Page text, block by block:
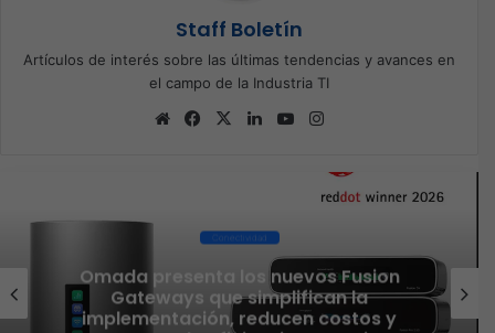
Staff Boletín
Artículos de interés sobre las últimas tendencias y avances en
el campo de la Industria TI
Sitio
Facebook
X LinkedInYouTube
El nuevo Wi-Fi ahora piensa, la IA
transforma la conexión del día a día